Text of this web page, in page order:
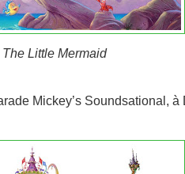
The Little Mermaid
Mickey’s Soundsational, à